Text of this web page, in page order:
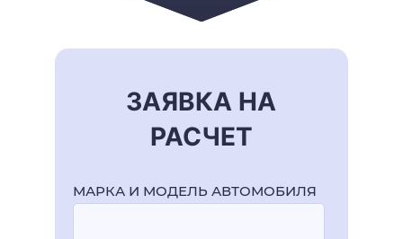
ЗАЯВКА НА
РАСЧЕТ
МАРКА И МОДЕЛЬ АВТОМОБИЛЯ